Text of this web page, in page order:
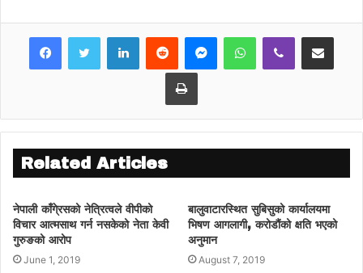
पौडेललको अर्ध शतक मद्दतमा ४६ ओभरमा सबै विकेट
गुमाएर २८२ रन बनाएको हो ।
शतक बनाउनबाट पाँच रनले चुकेका रोहितले १ सय ५
बल खेल्दै ७ चौका र एक छक्का प्रहार गरेका थिए।
पौडेललाई पवन सर्राफ, भीम सार्की, रासिद खान र कमल
सिंह ऐरीले गतिलो साथ दिए। रासिद खानले ४८ रन
बनाए ऐरीले ३१ रन जोडे। त्यस्तै कुशल मल्लले १० र
आसिफ शेखले ८ रन को योगदान दिए ।
सिंगापुरका लागि अथर्व गुनेले सर्वाधिक चार विकेट लिए।
यसैगरी राउल शर्माले २, विनित मेहताले २ र प्रमेश
सांघवीले एक विकेट लिए।
LinkedInReddit MessengerWhatsAppViber Share via Email
Print
Related Articles
नेपाली काँगे्रसको नेत्रित्वले वीपीको
विचार आत्मसाथ गर्न नसकेको नेता केवी
गुरुङको आरोप
June 1, 2019
बालुवाटारस्थित सुबिसुको कार्यालयमा
भिषण आगलागी, करोडौंको क्षति भएको
अनुमान
August 7, 2019